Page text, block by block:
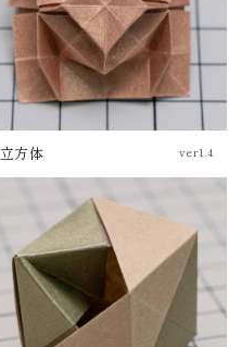
チュートリアル
立方体 ver1.4